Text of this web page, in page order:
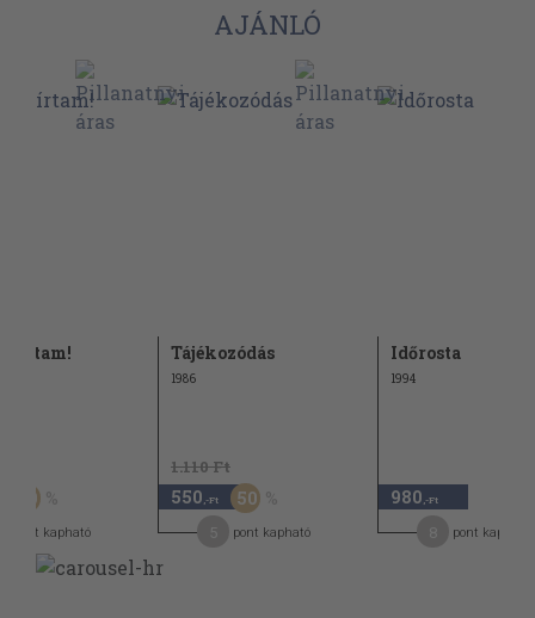
AJÁNLÓ
írtam!
50
pont kapható
Tájékozódás
1986
1.110 Ft
550 ,-Ft 50
pont kapható
Időrosta
1994
980 ,-Ft
pont kapható